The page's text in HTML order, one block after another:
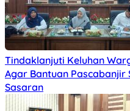
Tindaklanjuti Keluhan
Agar Bantuan Pascabanjir
Sasaran